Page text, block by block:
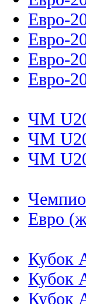
Евро-
Евро-
Евро-
Евро-
ЧМ
ЧМ
ЧМ
Евро
Кубок
Кубок
Кубок